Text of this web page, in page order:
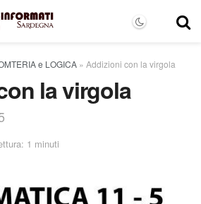
e LOGICA » Addizioni con la virgola
la virgola
1 minuti